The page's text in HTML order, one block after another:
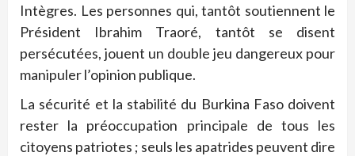
Intègres. Les personnes qui, tantôt soutiennent le
Président Ibrahim Traoré, tantôt se disent
persécutées, jouent un double jeu dangereux pour
manipuler l’opinion publique.
La sécurité et la stabilité du Burkina Faso doivent
rester la préoccupation principale de tous les
citoyens patriotes ; seuls les apatrides peuvent dire